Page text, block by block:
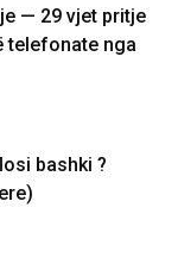
— 29 vjet pritje
telefonate nga
bashki ?